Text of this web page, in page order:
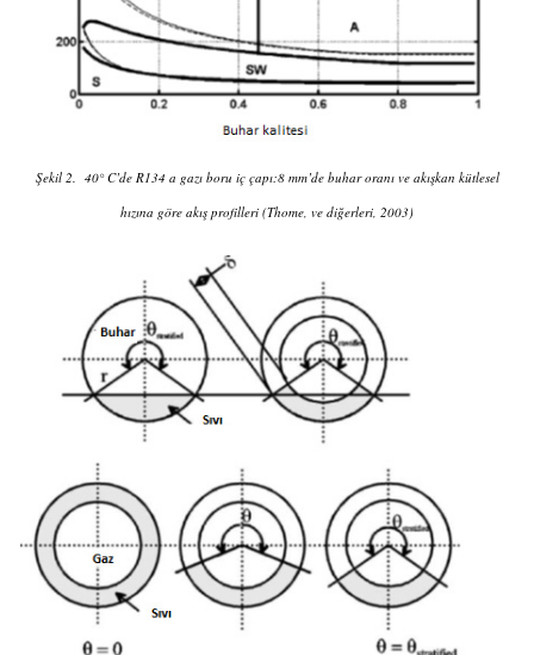
Şekil 2. 40°C’de R134 a gazı boru iç çapı:8 mm’de buhar oranı ve akışkan kütlesel
hızına göre akış profilleri (Thome, ve diğerleri, 2003)